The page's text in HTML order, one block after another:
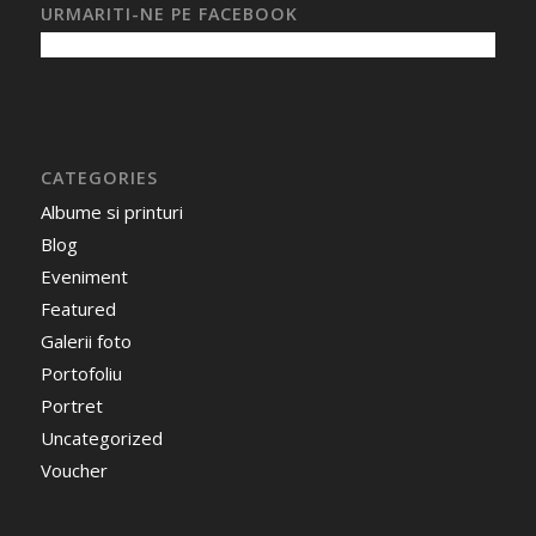
URMARITI-NE PE FACEBOOK
CATEGORIES
Albume si printuri
Blog
Eveniment
Featured
Galerii foto
Portofoliu
Portret
Uncategorized
Voucher